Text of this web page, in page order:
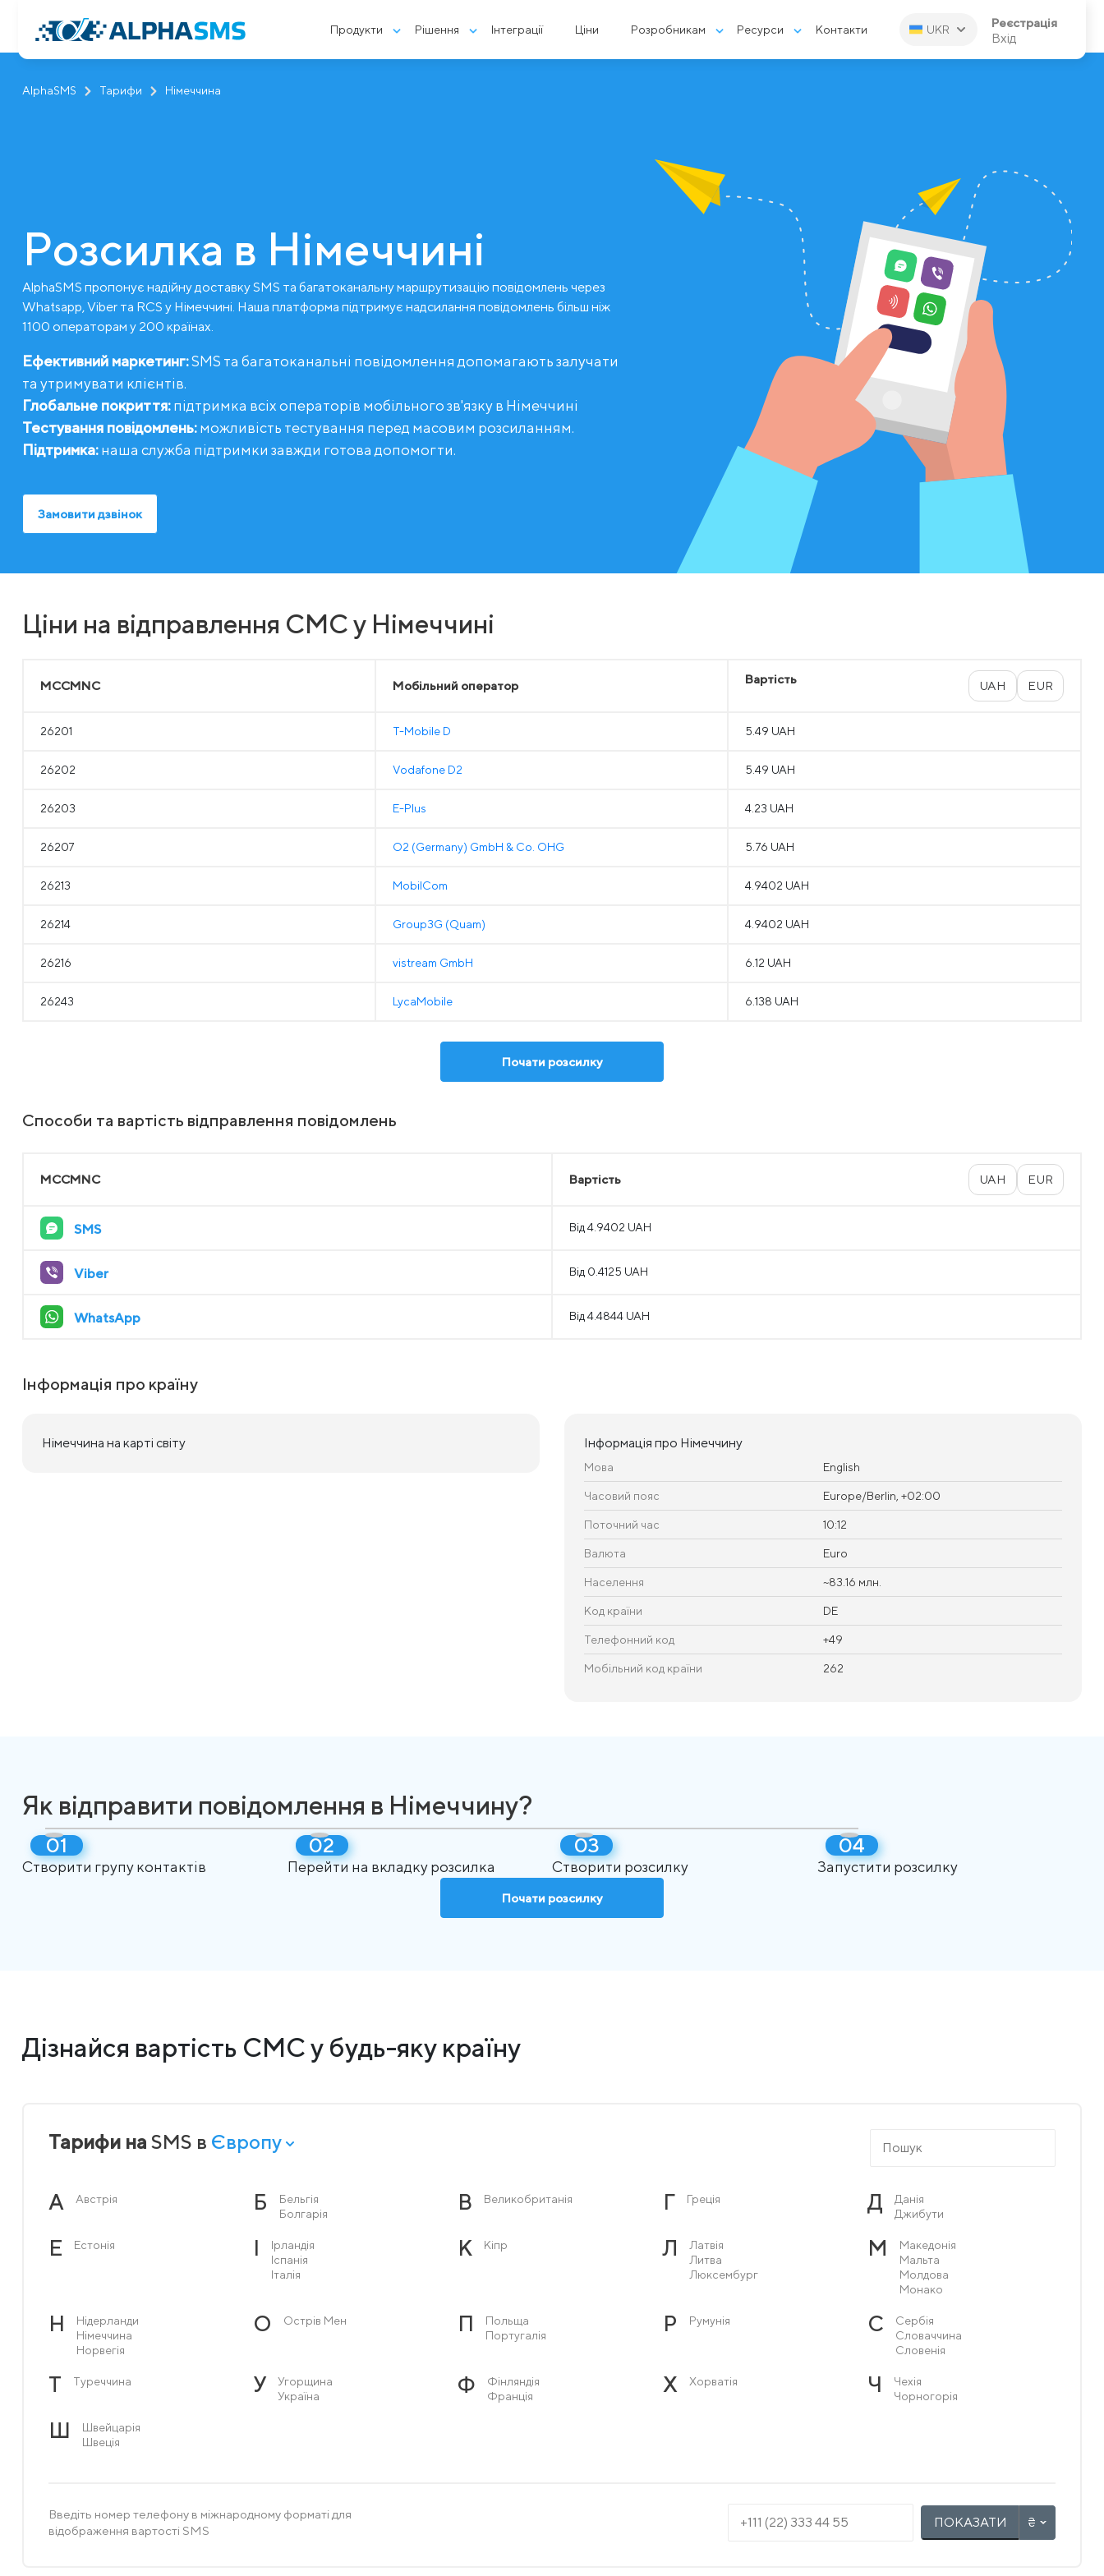
AlphaSMS Тарифи Німеччина
Продукти Рішення Інтеграції Ціни Розробникам Ресурси Контакти UKR Реєстрація
Вхід
Розсилка в Німеччині
AlphaSMS пропонує надійну доставку SMS та багатоканальну маршрутизацію повідомлень через
Whatsapp, Viber та RCS у Німеччині. Наша платформа підтримує надсилання повідомлень більш ніж
1100 операторам у 200 країнах.
Ефективний маркетинг:SMS та багатоканальні повідомлення допомагають залучати
та утримувати клієнтів.
Глобальне покриття:підтримка всіх операторів мобільного зв'язку в Німеччині
Тестування повідомлень:можливість тестування перед масовим розсиланням.
Підтримка:наша служба підтримки завжди готова допомогти.
Замовити дзвінок
Ціни на відправлення СМС у Німеччині
MCCMNC Мобільний оператор Вартість UAH EUR
26201 T-Mobile D 5.49 UAH
26202 Vodafone D2 5.49 UAH
26203 E-Plus 4.23 UAH
26207 O2 (Germany) GmbH & Co. OHG 5.76 UAH
26213 MobilCom 4.9402 UAH
26214 Group3G (Quam) 4.9402 UAH
26216 vistream GmbH 6.12 UAH
26243 LycaMobile 6.138 UAH
Почати розсилку
Способи та вартість відправлення повідомлень
MCCMNC Вартість UAH EUR
SMS Від 4.9402 UAH
Viber Від 0.4125 UAH
WhatsApp Від 4.4844 UAH
Інформація про країну
Німеччина на карті світу Інформація про Німеччину
Мова English
Часовий пояс Europe/Berlin, +02:00
Поточний час 10:12
Валюта Euro
Населення ~83.16 млн.
Код країни DE
Телефонний код +49
Мобільний код країни 262
Як відправити повідомлення в Німеччину?
Створити групу контактів Перейти на вкладку розсилка Створити розсилку Запустити розсилку
Почати розсилку
Дізнайся вартість СМС у будь-яку країну
Тарифи на SMS в Європу
А Австрія Б
Бельгія
Болгарія
В Великобританія Г Греція Д
Данія
Джибути
Е Естонія І
Ірландія
Іспанія
Італія
К Кіпр Л
Латвія
Литва
Люксембург
М
Македонія
Мальта
Молдова
Монако
Н
Нідерланди
Німеччина
Норвегія
О Острів Мен П
Польща
Португалія
Р Румунія С
Сербія
Словаччина
Словенія
Т Туреччина У
Угорщина
Україна
Ф
Фінляндія
Франція
Х Хорватія Ч
Чехія
Чорногорія
Ш
Швейцарія
Швеція
Введіть номер телефону в міжнародному форматі для
відображення вартості SMS
ПОКАЗАТИ